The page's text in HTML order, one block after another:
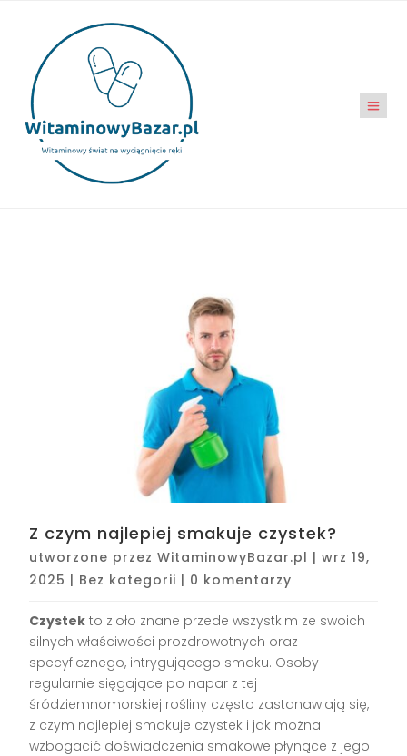
Z czym najlepiej smakuje czystek?
utworzone przezWitaminowyBazar.pl |wrz 19,
2025 | Bez kategorii | 0 komentarzy
Czystek to zioło znane przede wszystkim ze swoich
silnych właściwości prozdrowotnych oraz
specyficznego, intrygującego smaku. Osoby
regularnie sięgające po napar z tej
śródziemnomorskiej rośliny często zastanawiają się,
z czym najlepiej smakuje czystek i jak można
wzbogacić doświadczenia smakowe płynące z jego